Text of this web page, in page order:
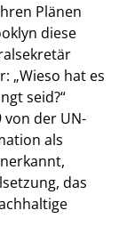
Plänen
diese
„Wieso hat es
seid?“
von der UN-
als
das